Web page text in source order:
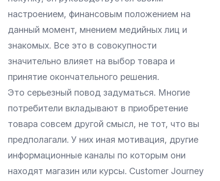
настроением, финансовым положением на
данный момент, мнением медийных лиц и
знакомых. Все это в совокупности
значительно влияет на выбор товара и
принятие окончательного решения.
Это серьезный повод задуматься. Многие
потребители вкладывают в приобретение
товара совсем другой смысл, не тот, что вы
предполагали. У них иная мотивация, другие
информационные каналы по которым они
находят магазин или курсы. Customer Journey